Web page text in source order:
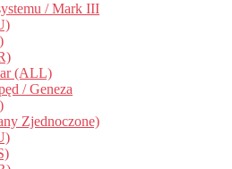
/ Mark III
(ALL)
/ Geneza
Zjednoczone)